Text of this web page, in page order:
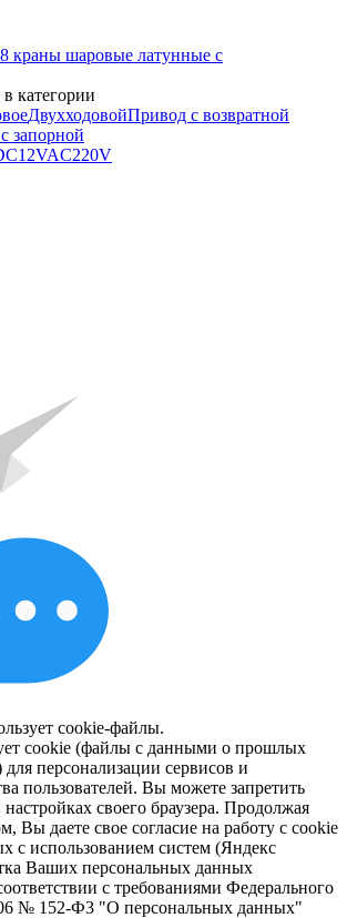
краны шаровые латунные с
категории
ДвухходовойПривод с возвратной
запорной
AC220V
cookie-файлы.
cookie (файлы с данными о прошлых
персонализации сервисов и
пользователей. Вы можете запретить
своего браузера. Продолжая
Вы даете свое согласие на работу с cookie
с использованием систем (Яндекс
Ваших персональных данных
с требованиями Федерального
№ 152-Ф3 "О персональных данных"